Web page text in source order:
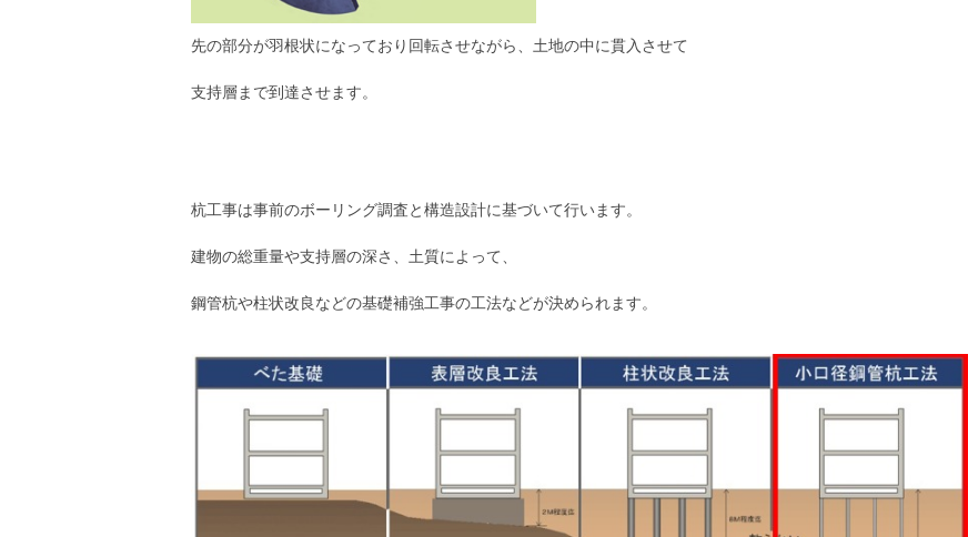
先の部分が羽根状になっており回転させながら、土地の中に貫入させて
支持層まで到達させます。
杭工事は事前のボーリング調査と構造設計に基づいて行います。
建物の総重量や支持層の深さ、土質によって、
鋼管杭や柱状改良などの基礎補強工事の工法などが決められます。